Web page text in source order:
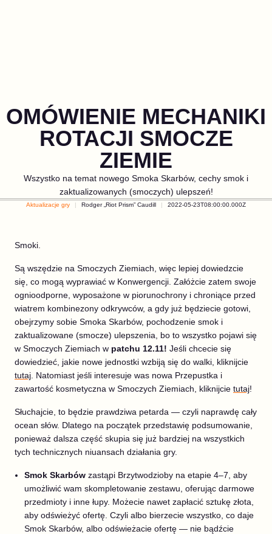
OMÓWIENIE MECHANIKI
ROTACJI SMOCZE
ZIEMIE
Wszystko na temat nowego Smoka Skarbów, cechy smok i
zaktualizowanych (smoczych) ulepszeń!
Aktualizacje gry Rodger „Riot Prism” Caudill 2022-05-23T08:00:00.000Z
Smoki.
Są wszędzie na Smoczych Ziemiach, więc lepiej dowiedzcie
się, co mogą wyprawiać w Konwergencji. Załóżcie zatem swoje
ognioodporne, wyposażone w piorunochrony i chroniące przed
wiatrem kombinezony odkrywców, a gdy już będziecie gotowi,
obejrzymy sobie Smoka Skarbów, pochodzenie smok i
zaktualizowane (smocze) ulepszenia, bo to wszystko pojawi się
w Smoczych Ziemiach w patchu 12.11! Jeśli chcecie się
dowiedzieć, jakie nowe jednostki wzbiją się do walki, kliknijcie
tutaj . Natomiast jeśli interesuje was nowa Przepustka i
zawartość kosmetyczna w Smoczych Ziemiach, kliknijcie tutaj!
Słuchajcie, to będzie prawdziwa petarda — czyli naprawdę cały
ocean słów. Dlatego na początek przedstawię podsumowanie,
ponieważ dalsza część skupia się już bardziej na wszystkich
tych technicznych niuansach działania gry.
Smok Skarbów zastąpi Brzytwodzioby na etapie 4–7, aby
umożliwić wam skompletowanie zestawu, oferując darmowe
przedmioty i inne łupy. Możecie nawet zapłacić sztukę złota,
aby odświeżyć ofertę. Czyli albo bierzecie wszystko, co daje
Smok Skarbów, albo odświeżacie ofertę — nie bądźcie